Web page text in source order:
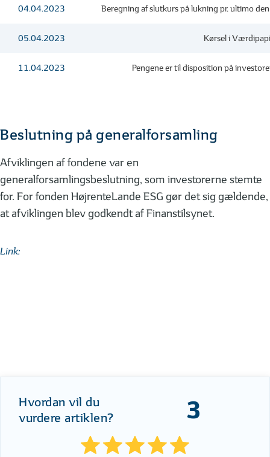
04.04.2023 Beregning af slutkurs på lukning pr. ultimo
05.04.2023 Kørsel i
11.04.2023 Pengene er til disposition på
Beslutning på generalforsamling
Afviklingen af fondene var en
generalforsamlingsbeslutning, som investorerne stemte
for. For fonden HøjrenteLande ESG gør det sig gældende,
at afviklingen blev godkendt af Finanstilsynet.
Link:
Hvordan vil du
vurdere artiklen?
3